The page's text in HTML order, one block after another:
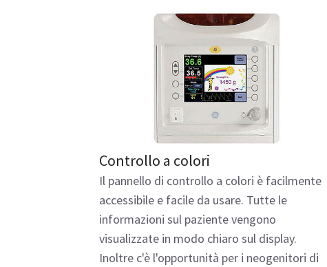
Controllo a colori
Il pannello di controllo a colori è facilmente
accessibile e facile da usare. Tutte le
informazioni sul paziente vengono
visualizzate in modo chiaro sul display.
Inoltre c'è l'opportunità per i neogenitori di